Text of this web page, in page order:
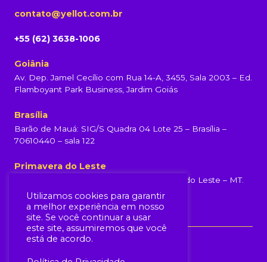
contato@yellot.com.br
+55 (62) 3638-1006
Goiânia
Av. Dep. Jamel Cecílio com Rua 14-A, 3455, Sala 2003 – Ed.
Flamboyant Park Business, Jardim Goiás
Brasília
Barão de Mauá: SIG/S Quadra 04 Lote 25 – Brasília –
70610440 – sala 122
Primavera do Leste
Rua Rondonópolis, 231, Centro, Primavera do Leste – MT.
(65) 99960-6839
Utilizamos cookies para garantir
a melhor experiência em nosso
site. Se você continuar a usar
este site, assumiremos que você
está de acordo.